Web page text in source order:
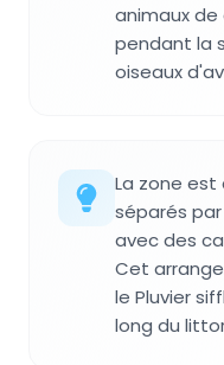
animaux
pendant la
oiseaux
La zone est
séparés
avec des
Cet
le Pluvier
long du